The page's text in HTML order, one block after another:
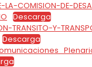
LA-COMISION-DE-
Descarga
TRANSITO-Y-
Descarga